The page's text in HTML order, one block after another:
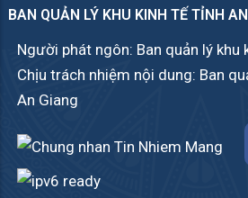
BAN QUẢN LÝ KHU KINH TẾ TỈNH
Người phát ngôn: Ban quản lý khu
Chịu trách nhiệm nội dung: Ban
An Giang